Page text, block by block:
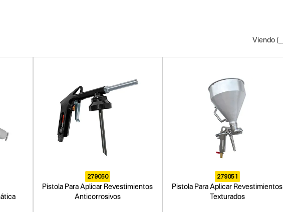
Viendo (
279050
Pistola Para Aplicar Revestimientos
Anticorrosivos
279051
Pistola Para Aplicar Revestimientos
Texturados